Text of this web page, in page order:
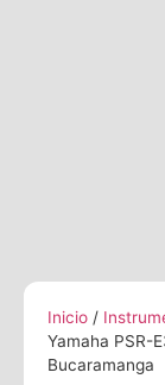
Inicio /
Yamaha PSR-
Bucaramanga